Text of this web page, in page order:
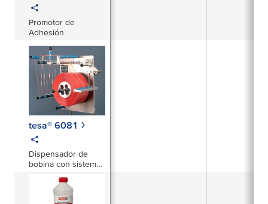
Promotor de
Adhesión
tesa® 6081
Dispensador de
bobina con sistema
amortiguación